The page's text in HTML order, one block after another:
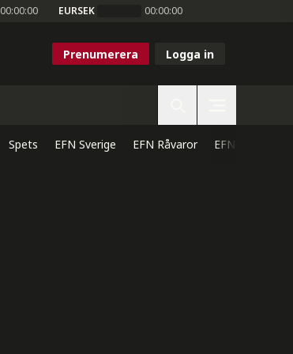
00:00:00 EURSEK 00:00:00
Prenumerera Logga in
Spets EFN Sverige EFN Råvaror EFN Direkt